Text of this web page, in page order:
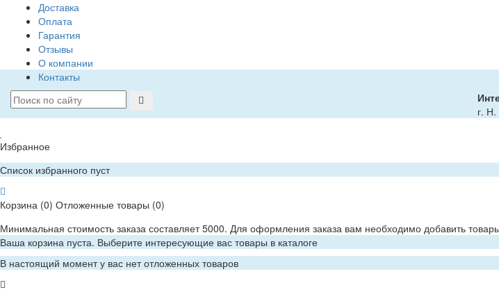
Доставка
Оплата
Гарантия
Отзывы
О компании
Контакты
г.
Избранное
Список избранного пуст
Корзина (0) Отложенные товары (0)
Минимальная стоимость заказа составляет 5000. Для оформления заказа вам необходимо добавить
Ваша корзина пуста. Выберите интересующие вас товары в каталоге
В настоящий момент у вас нет отложенных товаров